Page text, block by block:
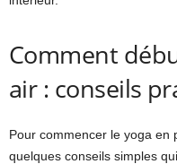
Comment
air : conseils
Pour commencer le yoga en
quelques conseils simples